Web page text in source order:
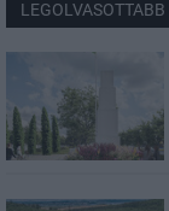
LEGOLVASOTTABB